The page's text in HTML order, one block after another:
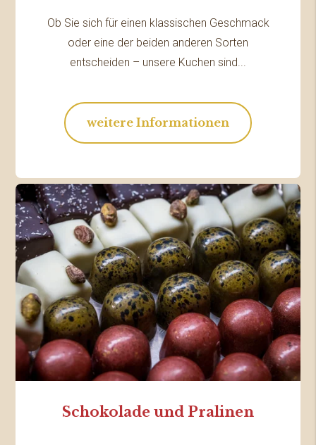
Ob Sie sich für einen klassischen Geschmack
oder eine der beiden anderen Sorten
entscheiden – unsere Kuchen sind...
weitere Informationen
Schokolade und Pralinen